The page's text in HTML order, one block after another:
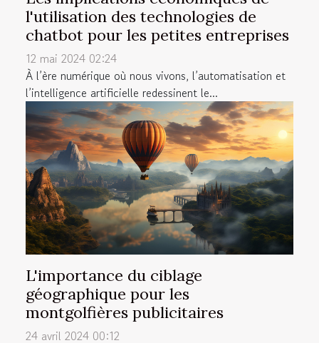
l'utilisation des technologies de
chatbot pour les petites entreprises
12 mai 2024 02:24
À l’ère numérique où nous vivons, l’automatisation et
l’intelligence artificielle redessinent le...
L'importance du ciblage
géographique pour les
montgolfières publicitaires
24 avril 2024 00:12